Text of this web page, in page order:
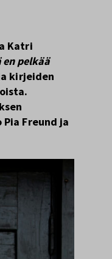
Katri
en pelkää
kirjeiden
Freund ja